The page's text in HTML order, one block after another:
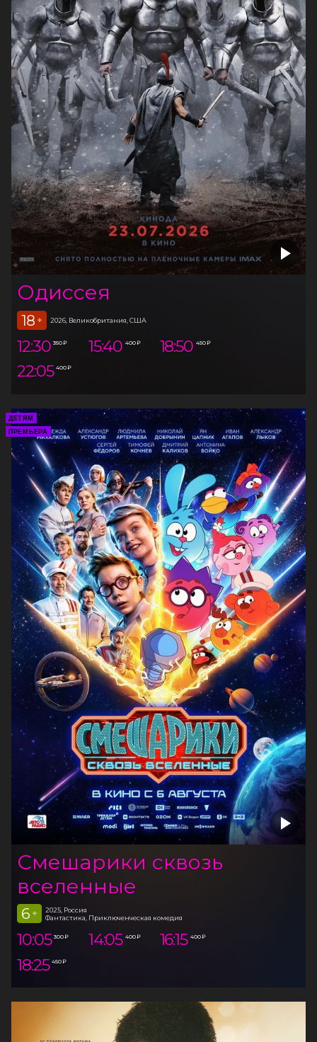
Одиссея
18 + 2026, Великобритания, США
12:30 350 ₽ 15:40 400 ₽ 18:50 450 ₽
22:05 400 ₽
ДЕТЯМ
ПРЕМЬЕРА
Смешарики сквозь
вселенные
6 +
2025, Россия
Фантастика, Приключенческая комедия
10:05 300 ₽ 14:05 400 ₽ 16:15 400 ₽
18:25 450 ₽